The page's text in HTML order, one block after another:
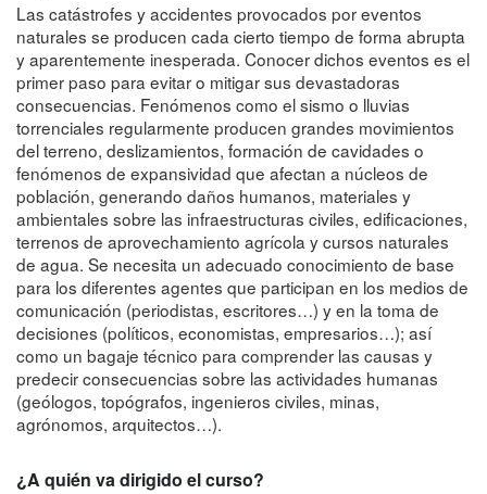
Las catástrofes y accidentes provocados por eventos
naturales se producen cada cierto tiempo de forma abrupta
y aparentemente inesperada. Conocer dichos eventos es el
primer paso para evitar o mitigar sus devastadoras
consecuencias. Fenómenos como el sismo o lluvias
torrenciales regularmente producen grandes movimientos
del terreno, deslizamientos, formación de cavidades o
fenómenos de expansividad que afectan a núcleos de
población, generando daños humanos, materiales y
ambientales sobre las infraestructuras civiles, edificaciones,
terrenos de aprovechamiento agrícola y cursos naturales
de agua. Se necesita un adecuado conocimiento de base
para los diferentes agentes que participan en los medios de
comunicación (periodistas, escritores…) y en la toma de
decisiones (políticos, economistas, empresarios…); así
como un bagaje técnico para comprender las causas y
predecir consecuencias sobre las actividades humanas
(geólogos, topógrafos, ingenieros civiles, minas,
agrónomos, arquitectos…).
¿A quién va dirigido el curso?